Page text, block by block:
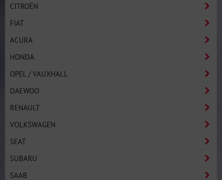
CITROËN
FIAT
ACURA
HONDA
OPEL / VAUXHALL
DAEWOO
RENAULT
VOLKSWAGEN
SEAT
SUBARU
SAAB